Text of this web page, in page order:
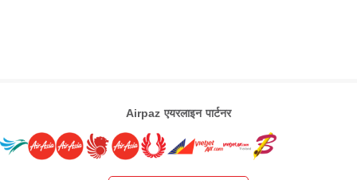
Airpaz एयरलाइन पार्टनर